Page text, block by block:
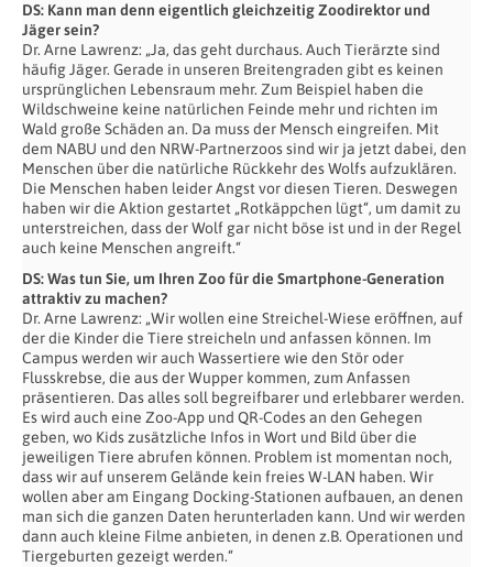
DS: Kann man denn eigentlich gleichzeitig Zoodirektor und
Jäger sein?
Dr. Arne Lawrenz: „Ja, das geht durchaus. Auch Tierärzte sind
häufig Jäger. Gerade in unseren Breitengraden gibt es keinen
ursprünglichen Lebensraum mehr. Zum Beispiel haben die
Wildschweine keine natürlichen Feinde mehr und richten im
Wald große Schäden an. Da muss der Mensch eingreifen. Mit
dem NABU und den NRW-Partnerzoos sind wir ja jetzt dabei, den
Menschen über die natürliche Rückkehr des Wolfs aufzuklären.
Die Menschen haben leider Angst vor diesen Tieren. Deswegen
haben wir die Aktion gestartet „Rotkäppchen lügt“, um damit zu
unterstreichen, dass der Wolf gar nicht böse ist und in der Regel
auch keine Menschen angreift.“
DS: Was tun Sie, um Ihren Zoo für die Smartphone-Generation
attraktiv zu machen?
Dr. Arne Lawrenz: „Wir wollen eine Streichel-Wiese eröffnen, auf
der die Kinder die Tiere streicheln und anfassen können. Im
Campus werden wir auch Wassertiere wie den Stör oder
Flusskrebse, die aus der Wupper kommen, zum Anfassen
präsentieren. Das alles soll begreifbarer und erlebbarer werden.
Es wird auch eine Zoo-App und QR-Codes an den Gehegen
geben, wo Kids zusätzliche Infos in Wort und Bild über die
jeweiligen Tiere abrufen können. Problem ist momentan noch,
dass wir auf unserem Gelände kein freies W-LAN haben. Wir
wollen aber am Eingang Docking-Stationen aufbauen, an denen
man sich die ganzen Daten herunterladen kann. Und wir werden
dann auch kleine Filme anbieten, in denen z.B. Operationen und
Tiergeburten gezeigt werden.“